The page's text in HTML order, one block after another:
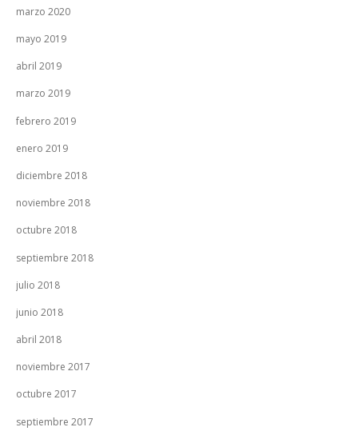
marzo 2020
mayo 2019
abril 2019
marzo 2019
febrero 2019
enero 2019
diciembre 2018
noviembre 2018
octubre 2018
septiembre 2018
julio 2018
junio 2018
abril 2018
noviembre 2017
octubre 2017
septiembre 2017